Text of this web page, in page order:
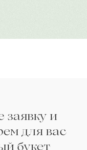
заявку и
для вас